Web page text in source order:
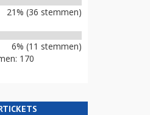
21% (36 stemmen)
6% (11 stemmen)
170